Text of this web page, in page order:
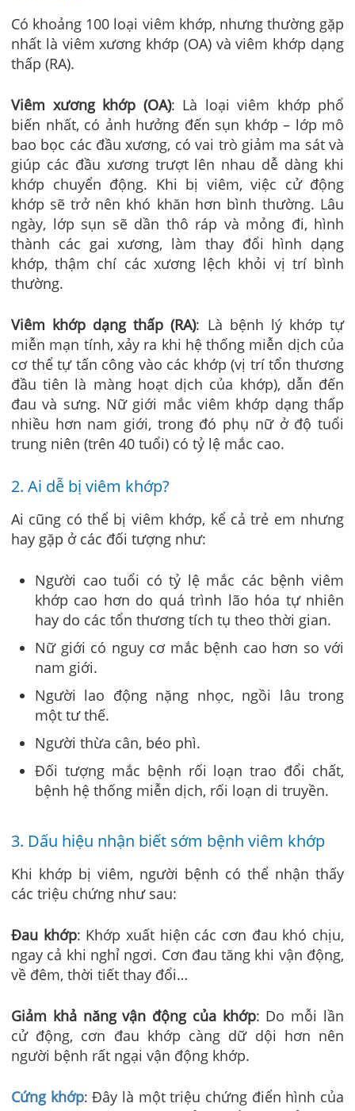
Có khoảng 100 loại viêm khớp, nhưng thường gặp
nhất là viêm xương khớp (OA) và viêm khớp dạng
thấp (RA).
Viêm xương khớp (OA): Là loại viêm khớp phổ
biến nhất, có ảnh hưởng đến sụn khớp – lớp mô
bao bọc các đầu xương, có vai trò giảm ma sát và
giúp các đầu xương trượt lên nhau dễ dàng khi
khớp chuyển động. Khi bị viêm, việc cử động
khớp sẽ trở nên khó khăn hơn bình thường. Lâu
ngày, lớp sụn sẽ dần thô ráp và mỏng đi, hình
thành các gai xương, làm thay đổi hình dạng
khớp, thậm chí các xương lệch khỏi vị trí bình
thường.
Viêm khớp dạng thấp (RA): Là bệnh lý khớp tự
miễn mạn tính, xảy ra khi hệ thống miễn dịch của
cơ thể tự tấn công vào các khớp (vị trí tổn thương
đầu tiên là màng hoạt dịch của khớp), dẫn đến
đau và sưng. Nữ giới mắc viêm khớp dạng thấp
nhiều hơn nam giới, trong đó phụ nữ ở độ tuổi
trung niên (trên 40 tuổi) có tỷ lệ mắc cao.
2. Ai dễ bị viêm khớp?
Ai cũng có thể bị viêm khớp, kể cả trẻ em nhưng
hay gặp ở các đối tượng như:
Người cao tuổi có tỷ lệ mắc các bệnh viêm
khớp cao hơn do quá trình lão hóa tự nhiên
hay do các tổn thương tích tụ theo thời gian.
Nữ giới có nguy cơ mắc bệnh cao hơn so với
nam giới.
Người lao động nặng nhọc, ngồi lâu trong
một tư thế.
Người thừa cân, béo phì.
Đối tượng mắc bệnh rối loạn trao đổi chất,
bệnh hệ thống miễn dịch, rối loạn di truyền.
3. Dấu hiệu nhận biết sớm bệnh viêm khớp
Khi khớp bị viêm, người bệnh có thể nhận thấy
các triệu chứng như sau:
Đau khớp: Khớp xuất hiện các cơn đau khó chịu,
ngay cả khi nghỉ ngơi. Cơn đau tăng khi vận động,
về đêm, thời tiết thay đổi…
Giảm khả năng vận động của khớp: Do mỗi lần
cử động, cơn đau khớp càng dữ dội hơn nên
người bệnh rất ngại vận động khớp.
Cứng khớp: Đây là một triệu chứng điển hình của